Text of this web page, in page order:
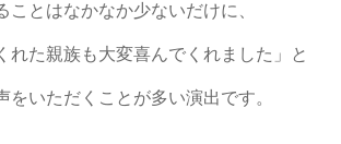
ことはなかなか少ないだけに、
れた親族も大変喜んでくれました」と
をいただくことが多い演出です。